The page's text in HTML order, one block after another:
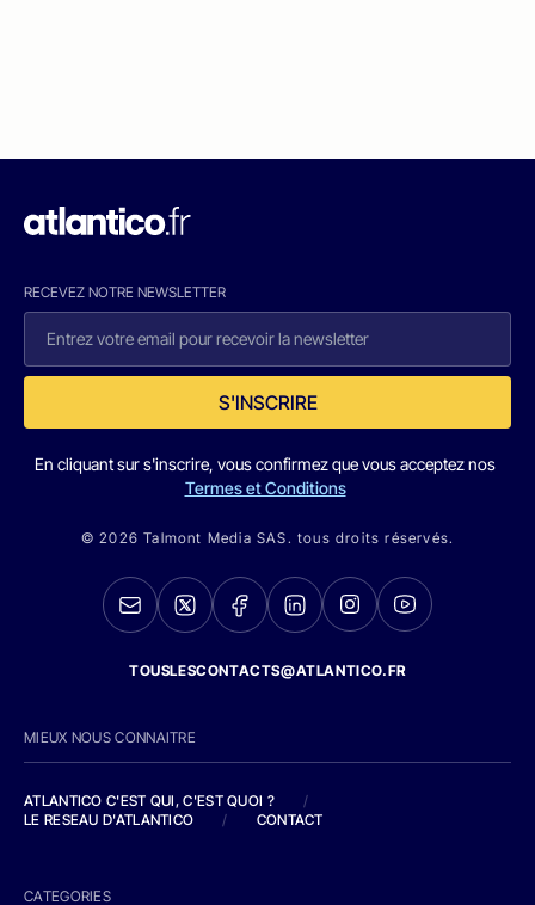
RECEVEZ NOTRE NEWSLETTER
S'INSCRIRE
En cliquant sur s'inscrire, vous confirmez que vous acceptez nos
Termes et Conditions
© 2026 Talmont Media SAS. tous droits réservés.
TOUSLESCONTACTS@ATLANTICO.FR
MIEUX NOUS CONNAITRE
ATLANTICO C'EST QUI, C'EST QUOI ?
/
LE RESEAU D'ATLANTICO
/ CONTACT
CATEGORIES